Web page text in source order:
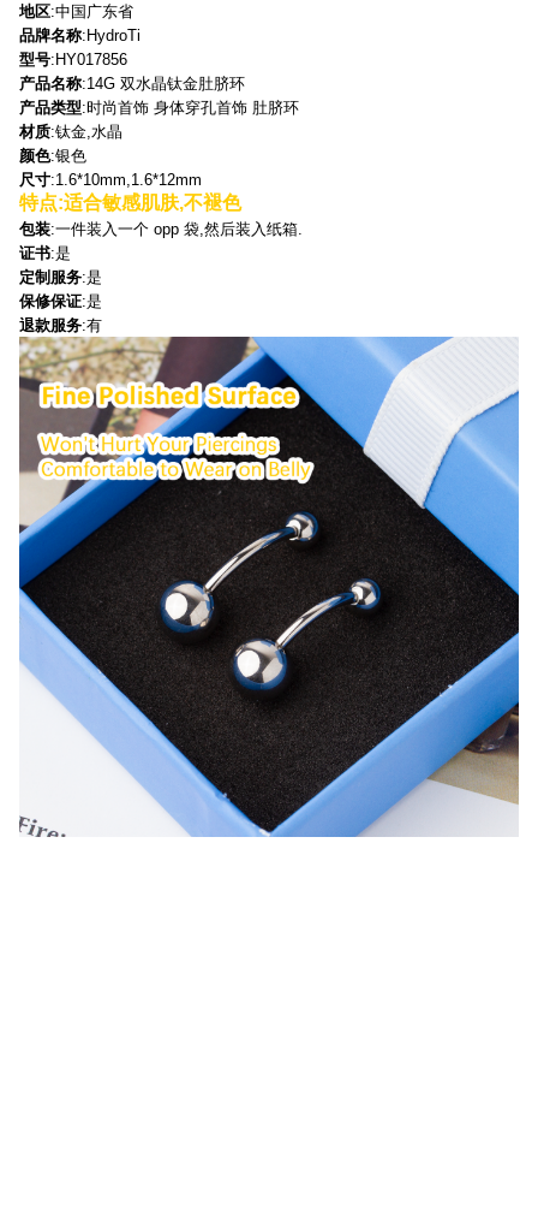
地区:中国广东省
品牌名称:HydroTi
型号:HY017856
产品名称:14G 双水晶钛金肚脐环
产品类型:时尚首饰 身体穿孔首饰 肚脐环
材质:钛金,水晶
颜色:银色
尺寸:1.6*10mm,1.6*12mm
特点:适合敏感肌肤,不褪色
包装:一件装入一个 opp 袋,然后装入纸箱.
证书:是
定制服务:是
保修保证:是
退款服务:有